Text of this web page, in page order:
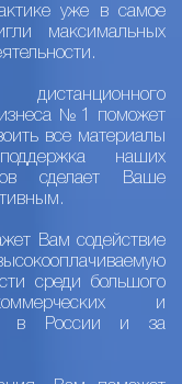
уже в самое
максимальных
№1 поможет
все материалы
наших
сделает Ваше
Вам содействие
среди большого
и
в России и за